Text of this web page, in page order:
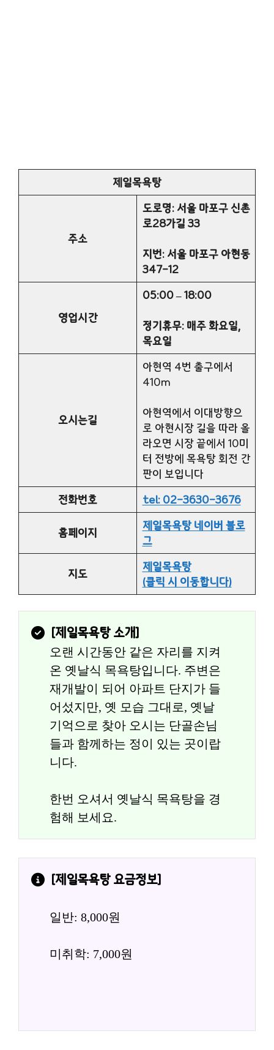
제일목욕탕
주소
도로명: 서울 마포구 신촌
로28가길 33
지번: 서울 마포구 아현동
347-12
영업시간
05:00 – 18:00
정기휴무: 매주 화요일,
목요일
오시는길
아현역 4번 출구에서
410m
아현역에서 이대방향으
로 아현시장 길을 따라 올
라오면 시장 끝에서 10미
터 전방에 목욕탕 회전 간
판이 보입니다
전화번호
tel: 02-3630-3676
홈페이지
제일목욕탕 네이버 블로
그
지도
제일목욕탕
(클릭 시 이동합니다)
[제일목욕탕 소개]
오랜 시간동안 같은 자리를 지켜
온 옛날식 목욕탕입니다. 주변은
재개발이 되어 아파트 단지가 들
어섰지만, 옛 모습 그대로, 옛날
기억으로 찾아 오시는 단골손님
들과 함께하는 정이 있는 곳이랍
니다.
한번 오셔서 옛날식 목욕탕을 경
험해 보세요.
[제일목욕탕 요금정보]
일반: 8,000원
미취학: 7,000원